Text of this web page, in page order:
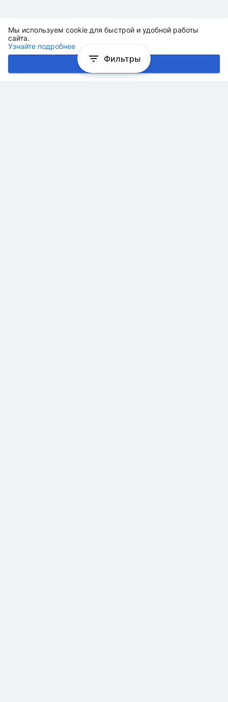
Мы используем cookie для быстрой и удобной работы
сайта.
Узнайте подробнее
Хорошо
Фильтры